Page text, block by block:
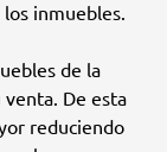
inmuebles.
de la
venta. De esta
reduciendo